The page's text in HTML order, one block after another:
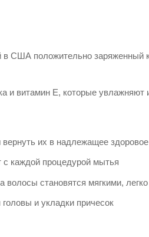
США положительно заряженный
и витамин E, которые
их в надлежащее
с каждой процедурой мытья
волосы становятся мягкими,
и укладки причесок